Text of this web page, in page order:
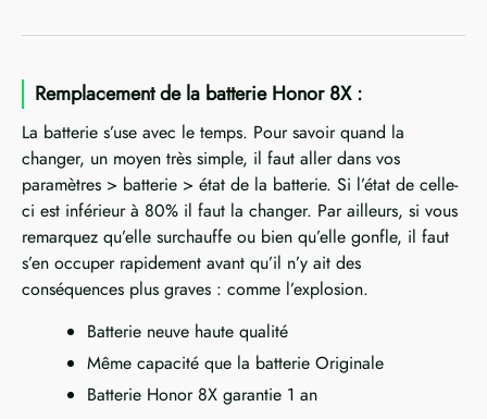
Remplacement de la batterie Honor 8X :
La batterie s’use avec le temps. Pour savoir quand la
changer, un moyen très simple, il faut aller dans vos
paramètres > batterie > état de la batterie. Si l’état de celle-
ci est inférieur à 80% il faut la changer. Par ailleurs, si vous
remarquez qu’elle surchauffe ou bien qu’elle gonfle, il faut
s’en occuper rapidement avant qu’il n’y ait des
conséquences plus graves : comme l’explosion.
Batterie neuve haute qualité
Même capacité que la batterie Originale
Batterie Honor 8X garantie 1 an